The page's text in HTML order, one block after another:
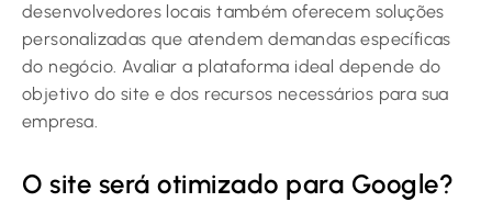
desenvolvedores locais também oferecem soluções
personalizadas que atendem demandas específicas
do negócio. Avaliar a plataforma ideal depende do
objetivo do site e dos recursos necessários para sua
empresa.
O site será otimizado para Google?